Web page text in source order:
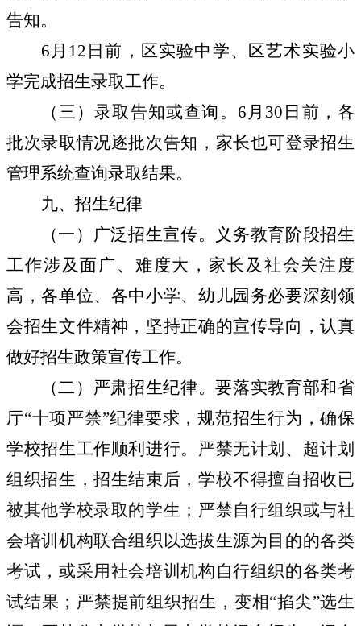
告知。
6 月 12 日前，区实验中学、区艺术实验小
学完成招生录取工作。
（三）录取告知或查询 。 6 月 30 日前，各
批次录取情况逐批次告知，家长也可登录招生
管理系统查询录取结果。
九、招生纪律
（一）广泛招生宣传。
义务教育阶段招生
工作涉及面广、难度大，家长及社会关注度
高，各单位、各中小学、幼儿园务必要深刻领
会招生文件精神，坚持正确的宣传导向，认真
做好招生政策宣传工作。
（二）严肃招生纪律。要落实教育部和省
厅“十项严禁”纪律要求， 规范招生行为，确保
学校招生工作顺利进行。严禁无计划、超计划
组织招生，招生结束后，学校不得擅自招收已
被其他学校录取的学生；严禁自行组织或与社
会培训机构联合组织以选拔生源为目的的各类
考试，或采用社会培训机构自行组织的各类考
试结果；严禁提前组织招生，变相“掐尖”选生